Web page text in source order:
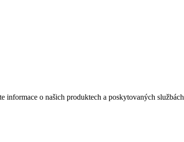
informace o našich produktech a poskytovaných službách